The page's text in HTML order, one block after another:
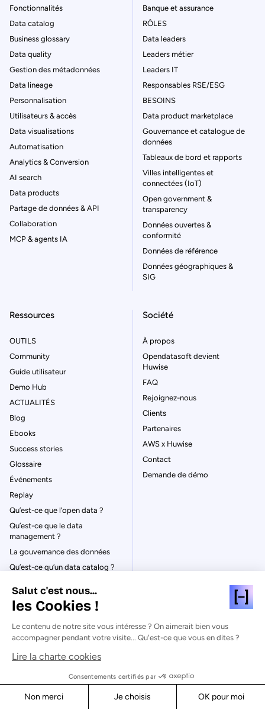
Fonctionnalités
Data catalog
Business glossary
Data quality
Gestion des métadonnées
Data lineage
Personnalisation
Utilisateurs & accès
Data visualisations
Automatisation
Analytics & Conversion
AI search
Data products
Partage de données & API
Collaboration
MCP & agents IA
Banque et assurance
RÔLES
Data leaders
Leaders métier
Leaders IT
Responsables RSE/ESG
BESOINS
Data product marketplace
Gouvernance et catalogue de
données
Tableaux de bord et rapports
Villes intelligentes et
connectées (IoT)
Open government &
transparency
Données ouvertes &
conformité
Données de référence
Données géographiques &
SIG
Ressources
OUTILS
Community
Guide utilisateur
Demo Hub
ACTUALITÉS
Blog
Ebooks
Success stories
Glossaire
Événements
Replay
Qu’est-ce que l’open data ?
Qu’est-ce que le data
management ?
La gouvernance des données
Qu’est-ce qu’un data catalog ?
Société
À propos
Opendatasoft devient
Huwise
FAQ
Rejoignez-nous
Clients
Partenaires
AWS x Huwise
Contact
Demande de démo
© Huwise 2026
Politique de Confidentialité
Mentions légales & CGU
Salut c'est nous...
les Cookies !
Le contenu de notre site vous intéresse ? On aimerait bien vous
accompagner pendant votre visite... Qu'est-ce que vous en dites ?
Lire la charte cookies
Consentements certifiés par
Non merci Je choisis
OK pour moi